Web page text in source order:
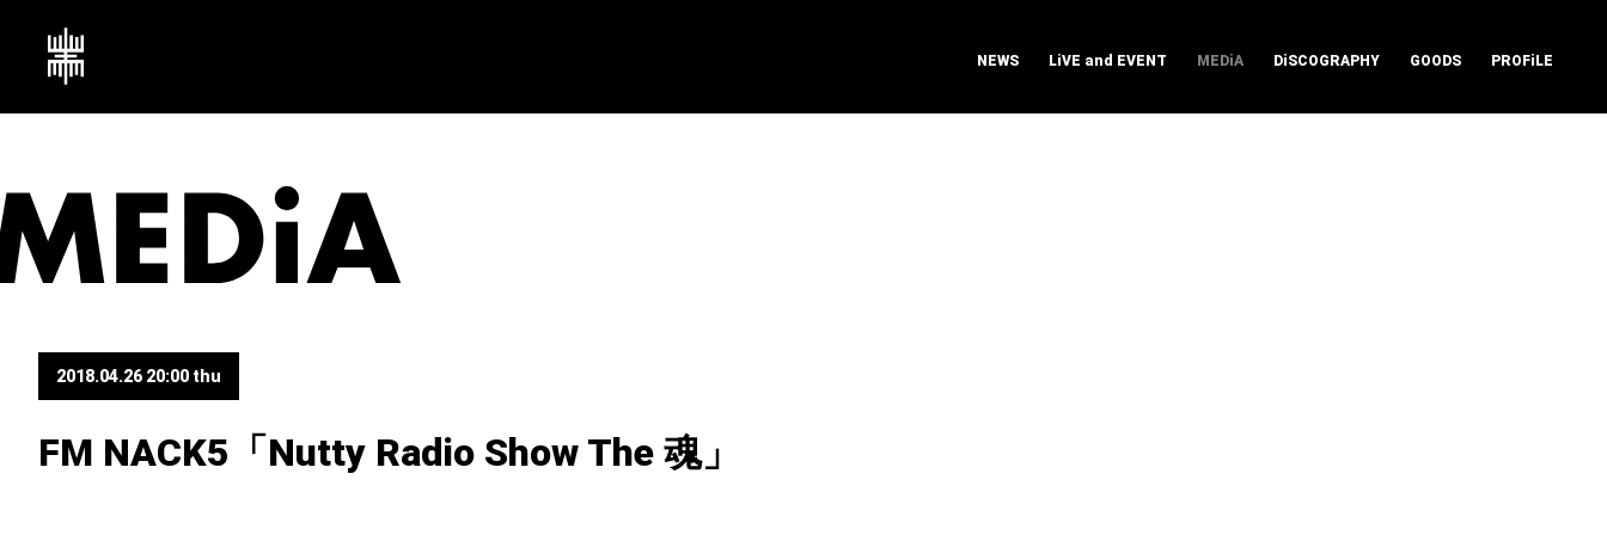
NEWS LiVE and EVENT MEDiA DiSCOGRAPHY GOODS PROFiLE
2018.04.26 20:00 thu
FM NACK5「Nutty Radio Show The 魂」